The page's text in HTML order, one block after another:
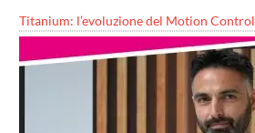
Titanium: l’evoluzione del Motion Control